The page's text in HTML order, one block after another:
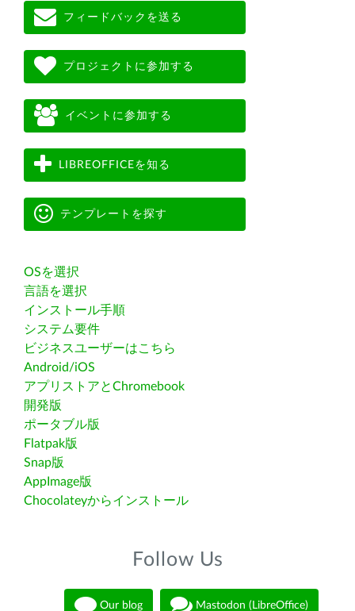
フィードバックを送る
プロジェクトに参加する
イベントに参加する
LIBREOFFICEを知る
テンプレートを探す
OSを選択
言語を選択
インストール手順
システム要件
ビジネスユーザーはこちら
Android/iOS
アプリストアとChromebook
開発版
ポータブル版
Flatpak版
Snap版
AppImage版
Chocolateyからインストール
Follow Us
Our blog Mastodon (LibreOffice)